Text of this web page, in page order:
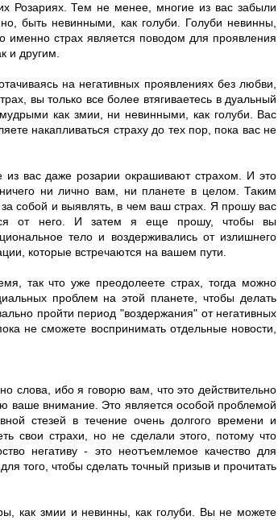
Розариях. Тем не менее, многие из вас забыли
быть невинными, как голуби. Голуби невинны,
именно страх является поводом для проявления
и другим.
на негативных проявлениях без любви,
вы только все более втягиваетесь в дуальный
как змии, ни невинными, как голуби. Вас
накапливаться страху до тех пор, пока вас не
из вас даже розарии окрашивают страхом. И это
ни лично вам, ни планете в целом. Таким
собой и выявлять, в чем ваш страх. Я прошу вас
от него. И затем я еще прошу, чтобы вы
тело и воздерживались от излишнего
которые встречаются на вашем пути.
так что уже преодолеете страх, тогда можно
проблем на этой планете, чтобы делать
пройти период "воздержания" от негативных
не сможете воспринимать отдельные новости,
слова, ибо я говорю вам, что это действительно
внимание. Это является особой проблемой
стезей в течение очень долгого времени и
свои страхи, но не сделали этого, потому что
негативу - это неотъемлемое качество для
того, чтобы сделать точный призыв и прочитать
как змии и невинны, как голуби. Вы не можете